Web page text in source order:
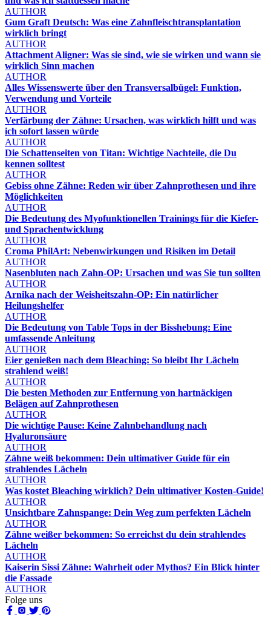
AUTHOR
Gum Graft Deutsch: Was eine Zahnfleischtransplantation
wirklich bringt
AUTHOR
Attachment Aligner: Was sie sind, wie sie wirken und wann sie
wirklich Sinn machen
AUTHOR
Alles Wissenswerte über den Transversalbügel: Funktion,
Verwendung und Vorteile
AUTHOR
Verfärbung der Zähne: Ursachen, was wirklich hilft und was
ich sofort lassen würde
AUTHOR
Die Schattenseiten von Titan: Wichtige Nachteile, die Du
kennen solltest
AUTHOR
Gebiss ohne Zähne: Reden wir über Zahnprothesen und ihre
Möglichkeiten
AUTHOR
Die Bedeutung des Myofunktionellen Trainings für die Kiefer-
und Sprachentwicklung
AUTHOR
Croma PhilArt: Nebenwirkungen und Risiken im Detail
AUTHOR
Nasenbluten nach Zahn-OP: Ursachen und was Sie tun sollten
AUTHOR
Arnika nach der Weisheitszahn-OP: Ein natürlicher
Heilungshelfer
AUTHOR
Die Bedeutung von Table Tops in der Bisshebung: Eine
umfassende Anleitung
AUTHOR
Eier genießen nach dem Bleaching: So bleibt Ihr Lächeln
strahlend weiß!
AUTHOR
Die besten Methoden zur Entfernung von hartnäckigen
Belägen auf Zahnprothesen
AUTHOR
Die wichtige Pause: Keine Zahnbehandlung nach
Hyaluronsäure
AUTHOR
Zähne weiß bekommen: Dein ultimativer Guide für ein
strahlendes Lächeln
AUTHOR
Was kostet Bleaching wirklich? Dein ultimativer Kosten-Guide!
AUTHOR
Unsichtbare Zahnspange: Dein Weg zum perfekten Lächeln
AUTHOR
Zähne weißer bekommen: So erreichst du dein strahlendes
Lächeln
AUTHOR
Kaiserin Sissi Zähne: Wahrheit oder Mythos? Ein Blick hinter
die Fassade
AUTHOR
Folge uns